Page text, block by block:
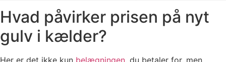
Hvad påvirker prisen på nyt
gulv i kælder?
Her er det ikke kun belægningen, du betaler for, men